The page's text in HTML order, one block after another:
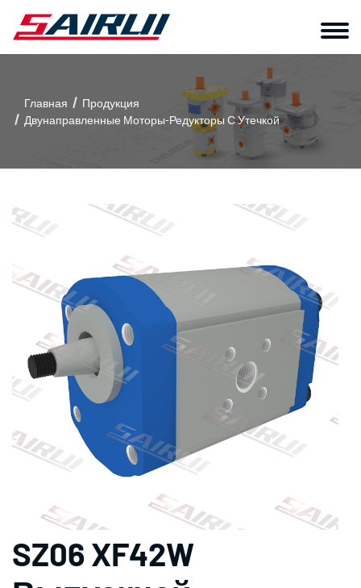
Главная
Продукция
Двунаправленные Моторы-Редукторы С Утечкой
SZ06 XF42W